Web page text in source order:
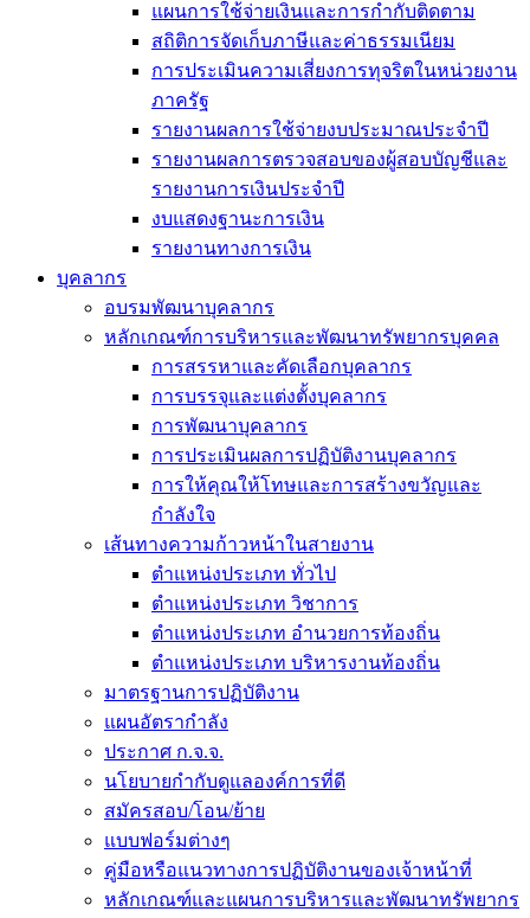
แผนการใช้จ่ายเงินและการกำกับติดตาม
สถิติการจัดเก็บภาษีและค่าธรรมเนียม
การประเมินความเสี่ยงการทุจริตในหน่วยงาน
ภาครัฐ
รายงานผลการใช้จ่ายงบประมาณประจำปี
รายงานผลการตรวจสอบของผู้สอบบัญชีและ
รายงานการเงินประจำปี
งบแสดงฐานะการเงิน
รายงานทางการเงิน
บุคลากร
อบรมพัฒนาบุคลากร
หลักเกณฑ์การบริหารและพัฒนาทรัพยากรบุคคล
การสรรหาและคัดเลือกบุคลากร
การบรรจุและแต่งตั้งบุคลากร
การพัฒนาบุคลากร
การประเมินผลการปฏิบัติงานบุคลากร
การให้คุณให้โทษและการสร้างขวัญและ
กำลังใจ
เส้นทางความก้าวหน้าในสายงาน
ตำแหน่งประเภท ทั่วไป
ตำแหน่งประเภท วิชาการ
ตำแหน่งประเภท อำนวยการท้องถิ่น
ตำแหน่งประเภท บริหารงานท้องถิ่น
มาตรฐานการปฏิบัติงาน
แผนอัตรากำลัง
ประกาศ ก.จ.จ.
นโยบายกำกับดูแลองค์การที่ดี
สมัครสอบ/โอน/ย้าย
แบบฟอร์มต่างๆ
คู่มือหรือแนวทางการปฏิบัติงานของเจ้าหน้าที่
หลักเกณฑ์และแผนการบริหารและพัฒนาทรัพยากร